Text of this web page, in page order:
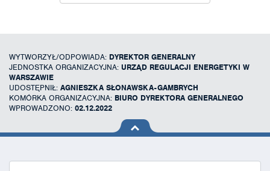
WYTWORZYŁ/ODPOWIADA: DYREKTOR GENERALNY
JEDNOSTKA ORGANIZACYJNA: URZĄD REGULACJI ENERGETYKI W
WARSZAWIE
UDOSTĘPNIŁ: AGNIESZKA SŁONAWSKA-GAMBRYCH
KOMÓRKA ORGANIZACYJNA: BIURO DYREKTORA GENERALNEGO
WPROWADZONO: 02.12.2022
na górę